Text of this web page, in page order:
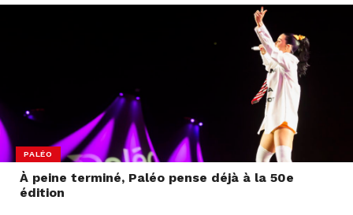
PALÉO
À peine terminé, Paléo pense déjà à la 50e
édition